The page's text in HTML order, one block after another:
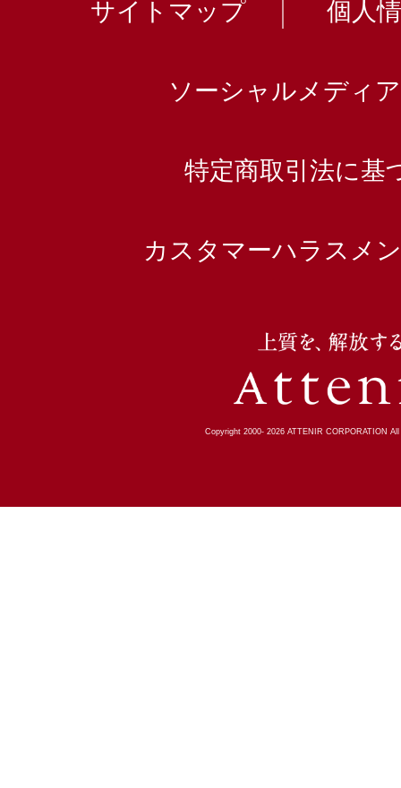
サイトマップ 個人
ソーシャルメディ
特定商取引法に基
カスタマーハラスメ
Copyright 2000- 2026ATTENIR CORPORATION